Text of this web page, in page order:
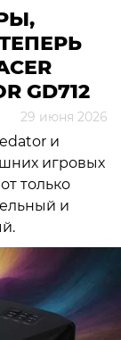
GD712
29 июня 2026
и
игровых
только
и